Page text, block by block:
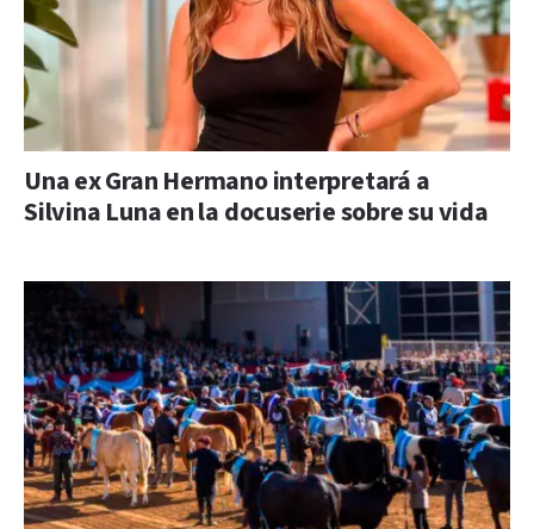
Una ex Gran Hermano interpretará a
Silvina Luna en la docuserie sobre su vida